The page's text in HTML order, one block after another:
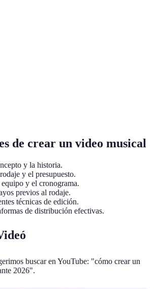
de crear un video musical
y la historia.
y el presupuesto.
y el cronograma.
previos al rodaje.
técnicas de edición.
de distribución efectivas.
buscar en YouTube: "cómo crear un
2026".